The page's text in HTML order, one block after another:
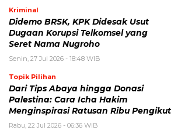
Kriminal
Didemo BRSK, KPK Didesak Usut
Dugaan Korupsi Telkomsel yang
Seret Nama Nugroho
Senin, 27 Jul 2026 - 18:48 WIB
Topik Pilihan
Dari Tips Abaya hingga Donasi
Palestina: Cara Icha Hakim
Menginspirasi Ratusan Ribu Pengikut
Rabu, 22 Jul 2026 - 06:36 WIB